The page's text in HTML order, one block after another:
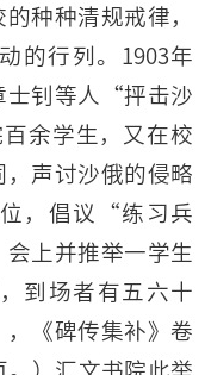
种种清规戒律，
的行列。1903年
士钊等人“抨击沙
余学生，又在校
声讨沙俄的侵略
，倡议“练习兵
上并推举一学生
到场者有五六十
，《碑传集补》卷
。）汇文书院此举